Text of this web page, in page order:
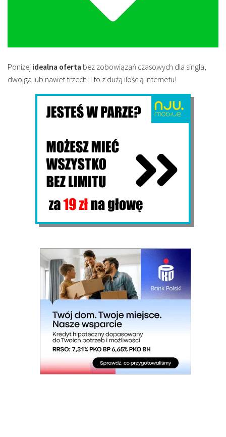
Poniżej idealna oferta bez zobowiązań czasowych dla singla,
dwojga lub nawet trzech! I to z dużą ilością internetu!